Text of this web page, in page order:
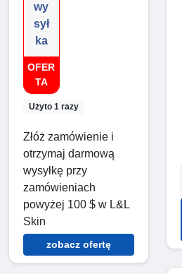
wy
sył
ka
OFER
TA
Użyto 1 razy
Złóż zamówienie i
otrzymaj darmową
wysyłkę przy
zamówieniach
powyżej 100 $ w L&L
Skin
zobacz ofertę